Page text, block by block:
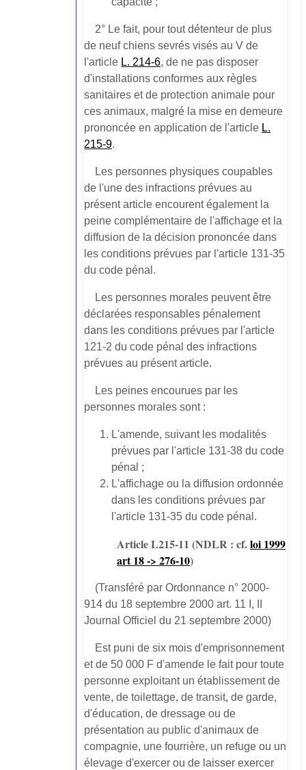
2° Le fait, pour tout détenteur de plus
de neuf chiens sevrés visés au V de
l'article L. 214-6, de ne pas disposer
d'installations conformes aux règles
sanitaires et de protection animale pour
ces animaux, malgré la mise en demeure
prononcée en application de l'article L.
215-9.
Les personnes physiques coupables
de l'une des infractions prévues au
présent article encourent également la
peine complémentaire de l'affichage et la
diffusion de la décision prononcée dans
les conditions prévues par l'article 131-35
du code pénal.
Les personnes morales peuvent être
déclarées responsables pénalement
dans les conditions prévues par l'article
121-2 du code pénal des infractions
prévues au présent article.
Les peines encourues par les
personnes morales sont :
L'amende, suivant les modalités
prévues par l'article 131-38 du code
pénal ;
L'affichage ou la diffusion ordonnée
dans les conditions prévues par
l'article 131-35 du code pénal.
Article L215-11 (NDLR : cf.loi 1999
art 18 -> 276-10)
(Transféré par Ordonnance n° 2000-
914 du 18 septembre 2000 art. 11 I, II
Journal Officiel du 21 septembre 2000)
Est puni de six mois d'emprisonnement
et de 50 000 F d'amende le fait pour toute
personne exploitant un établissement de
vente, de toilettage, de transit, de garde,
d'éducation, de dressage ou de
présentation au public d'animaux de
compagnie, une fourrière, un refuge ou un
élevage d'exercer ou de laisser exercer